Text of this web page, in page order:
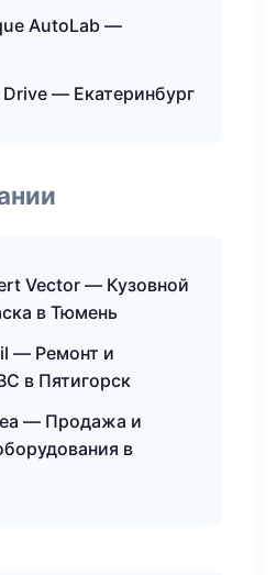
AutoLab —
Drive — Екатеринбург
Vector — Кузовной
в Тюмень
— Ремонт и
в Пятигорск
— Продажа и
в